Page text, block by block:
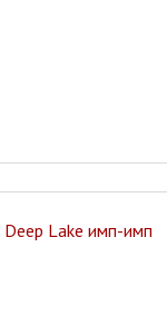
Lake имп-имп